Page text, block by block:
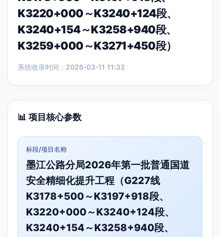
K3220+000～K3240+124段、
K3240+154～K3258+940段、
K3259+000～K3271+450段）
系统收录时间：2026-03-11 11:33
📊 项目核心参数
标段/项目名称
墨江公路分局2026年第一批普通国道
安全精细化提升工程（G227线
K3178+500～K3197+918段、
K3220+000～K3240+124段、
K3240+154～K3258+940段、